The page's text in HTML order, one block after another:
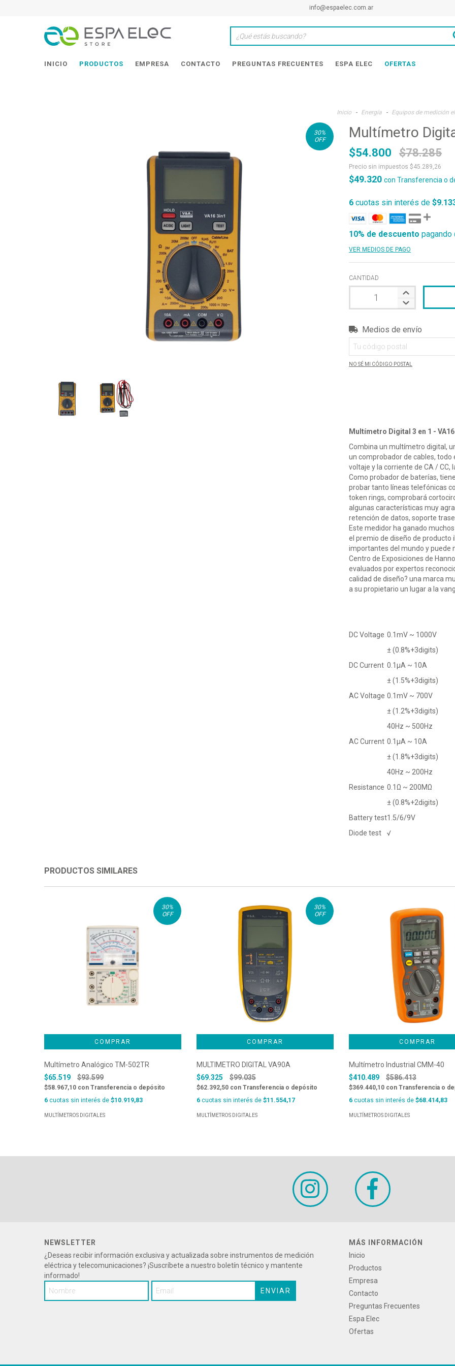
info@espaelec.com.ar
INICIO PRODUCTOS EMPRESA CONTACTO PREGUNTAS FRECUENTES ESPA ELEC OFERTAS
Inicio - Energía - Equipos de medición
30%
OFF
Multímetro
$54.800 $78.285
Precio sin impuestos $45.289,26
$49.320 con Transferencia o
6 cuotas sin interés de
10% de descuento pagando
VER MEDIOS DE PAGO
CANTIDAD
Entregas para el CP:
Medios de envío
NO SÉ MI CÓDIGO POSTAL
Multímetro Digital 3 en 1 - VA16
Combina un multímetro digital,
un comprobador de cables,
voltaje y la corriente de CA / CC,
Como probador de baterías,
probar tanto líneas telefónicas
token rings, comprobará
algunas características muy
retención de datos, soporte
Este medidor ha ganado
el premio de diseño de producto
importantes del mundo y puede
Centro de Exposiciones de
evaluados por expertos
calidad de diseño? una marca
a su propietario un lugar a la
DC Voltage 0.1mV ~ 1000V
± (0.8%+3digits)
DC Current 0.1μA ~ 10A
± (1.5%+3digits)
AC Voltage 0.1mV ~ 700V
± (1.2%+3digits)
40Hz ~ 500Hz
AC Current 0.1μA ~ 10A
± (1.8%+3digits)
40Hz ~ 200Hz
Resistance 0.1Ω ~ 200MΩ
± (0.8%+2digits)
Battery test1.5/6/9V
Diode test
√
PRODUCTOS SIMILARES
30%
OFF
Multímetro Analógico TM-502TR
$65.519
$93.599
$58.967,10 con Transferencia o depósito
6 cuotas sin interés de $10.919,83
MULTÍMETROS DIGITALES
30%
OFF
MULTIMETRO DIGITAL VA90A
$69.325
$99.035
$62.392,50 con Transferencia o depósito
6 cuotas sin interés de $11.554,17
MULTÍMETROS DIGITALES
Multímetro Industrial CMM-40
$410.489
$586.413
$369.440,10 con Transferencia o
6 cuotas sin interés de $68.414,83
MULTÍMETROS DIGITALES
NEWSLETTER
¿Deseas recibir información exclusiva y actualizada sobre instrumentos de medición
eléctrica y telecomunicaciones? ¡Suscríbete a nuestro boletín técnico y mantente
informado!
MÁS INFORMACIÓN
Inicio
Productos
Empresa
Contacto
Preguntas Frecuentes
Espa Elec
Ofertas